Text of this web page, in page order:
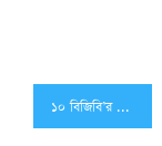
১০ বিজিবি’র পৃথক অভিযানে মাদকদ্রব্য এবং মালামালসহ দুইজন আটক